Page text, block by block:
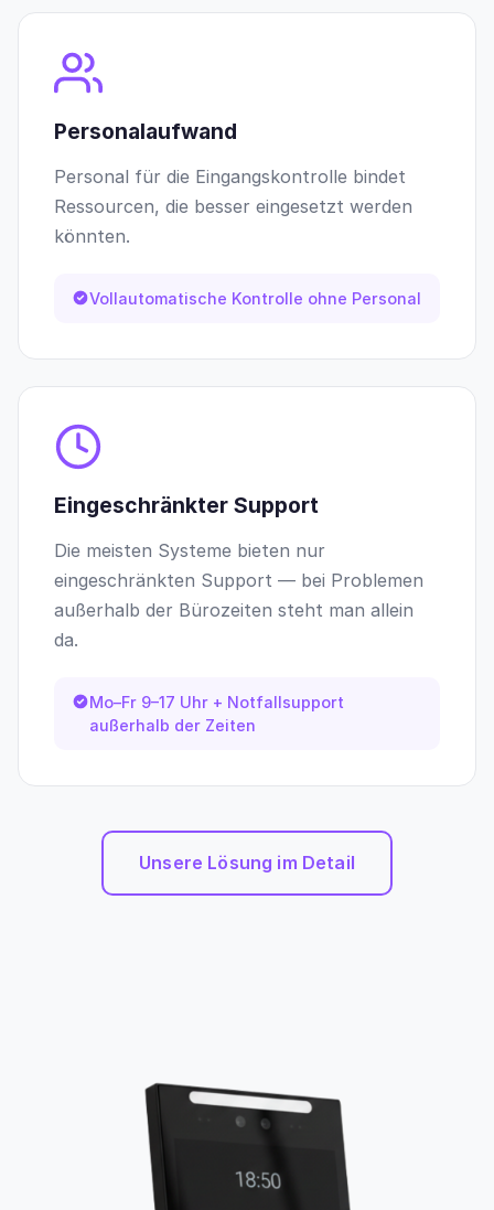
Personalaufwand
Personal für die Eingangskontrolle bindet
Ressourcen, die besser eingesetzt werden
könnten.
Vollautomatische Kontrolle ohne Personal
Eingeschränkter Support
Die meisten Systeme bieten nur
eingeschränkten Support — bei Problemen
außerhalb der Bürozeiten steht man allein
da.
Mo–Fr 9–17 Uhr + Notfallsupport
außerhalb der Zeiten
Unsere Lösung im Detail